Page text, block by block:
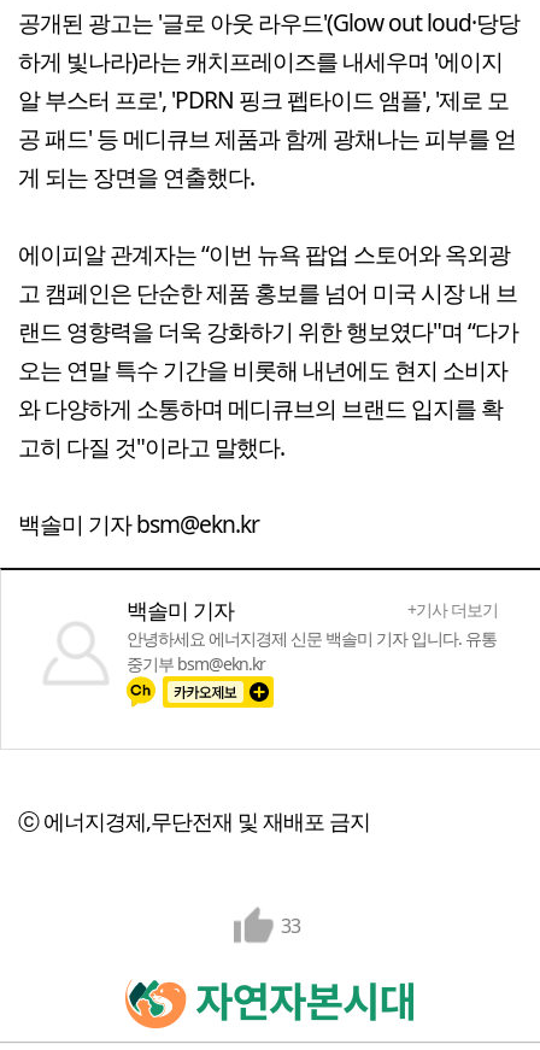
공개된 광고는 '글로 아웃 라우드'(Glow out loud·당당
하게 빛나라)라는 캐치프레이즈를 내세우며 '에이지
알 부스터 프로', 'PDRN 핑크 펩타이드 앰플', '제로 모
공 패드' 등 메디큐브 제품과 함께 광채나는 피부를 얻
게 되는 장면을 연출했다.
에이피알 관계자는 “이번 뉴욕 팝업 스토어와 옥외광
고 캠페인은 단순한 제품 홍보를 넘어 미국 시장 내 브
랜드 영향력을 더욱 강화하기 위한 행보였다"며 “다가
오는 연말 특수 기간을 비롯해 내년에도 현지 소비자
와 다양하게 소통하며 메디큐브의 브랜드 입지를 확
고히 다질 것"이라고 말했다.
백솔미 기자 bsm@ekn.kr
백솔미 기자
+기사 더보기
안녕하세요 에너지경제 신문 백솔미 기자 입니다. 유통
중기부 bsm@ekn.kr
ⓒ 에너지경제,무단전재 및 재배포 금지
33